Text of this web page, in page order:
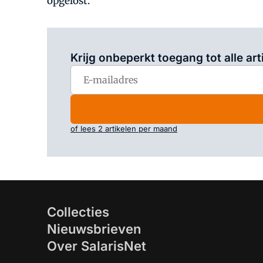
Krijg onbeperkt toegang tot alle
of lees 2 artikelen per maand
Collecties
Nieuwsbrieven
Over SalarisNet